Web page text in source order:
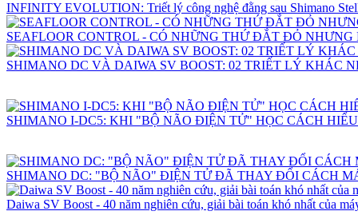
INFINITY EVOLUTION: Triết lý công nghệ đằng sau Shimano
SEAFLOOR CONTROL - CÓ NHỮNG THỨ ĐẮT ĐỎ
SHIMANO DC VÀ DAIWA SV BOOST: 02 TRIẾT LÝ KHÁC
SHIMANO I-DC5: KHI "BỘ NÃO ĐIỆN TỬ" HỌC CÁCH
SHIMANO DC: "BỘ NÃO" ĐIỆN TỬ ĐÃ THAY ĐỔI CÁCH
Daiwa SV Boost - 40 năm nghiên cứu, giải bài toán khó nhất của